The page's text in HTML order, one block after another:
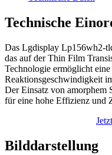
Technische
Das Lgdisplay Lp156wh2-
das auf der Thin Film
Technologie ermöglicht
Reaktionsgeschwindigkeit
Der Einsatz von amorphem
für eine hohe Effizienz und
Bilddarstellung